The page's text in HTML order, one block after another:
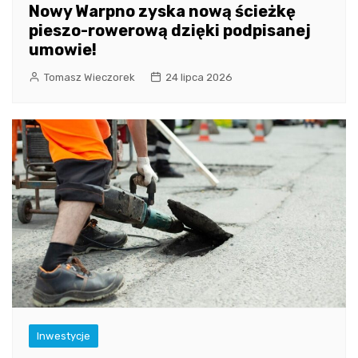
Nowy Warpno zyska nową ścieżkę
pieszo-rowerową dzięki podpisanej
umowie!
Tomasz Wieczorek 24 lipca 2026
Inwestycje